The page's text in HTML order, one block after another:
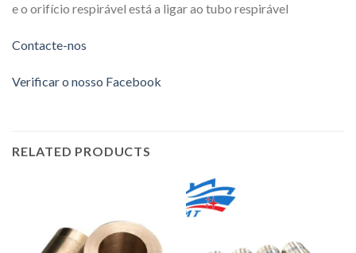
e o orifício respirável está a ligar ao tubo respirável
Contacte-nos
Verificar o nosso Facebook
RELATED PRODUCTS